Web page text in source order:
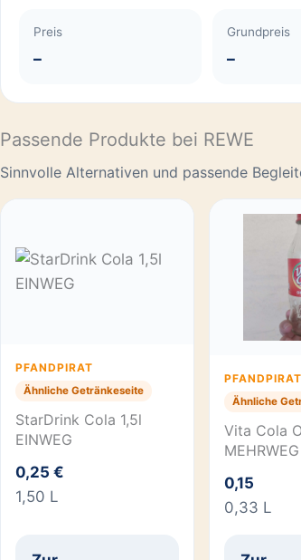
Preis
–
Grundpreis
–
Passende Produkte bei REWE
Sinnvolle Alternativen und passende
PFANDPIRAT
Ähnliche Getränkeseite
StarDrink Cola 1,5l
EINWEG
0,25 €
1,50 L
PFANDPIRAT
Ähnliche
Vita Cola
MEHRWEG
0,15
0,33 L